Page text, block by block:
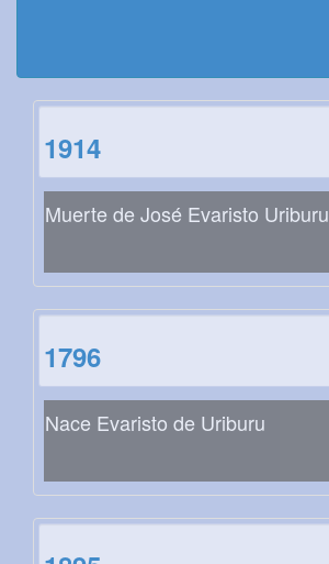
1914
Muerte de José Evaristo Uriburu
1796
Nace Evaristo de Uriburu